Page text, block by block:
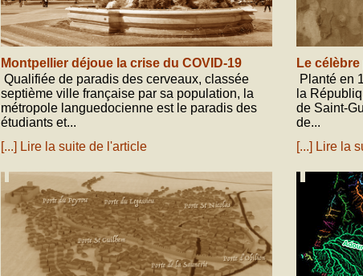
Montpellier déjoue la crise du COVID-19
Qualifiée de paradis des cerveaux, classée
septième ville française par sa population, la
métropole languedocienne est le paradis des
étudiants et...
[...] Lire la suite de l'article
Le
Planté en
la
de Saint-
de...
[...] Lire la